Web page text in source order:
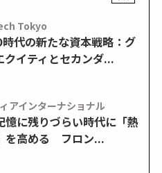
Tokyo
代の新たな資本戦略：グ
クイティとセカンダ...
アインターナショナル
憶に残りづらい時代に「熱
を高める フロン...